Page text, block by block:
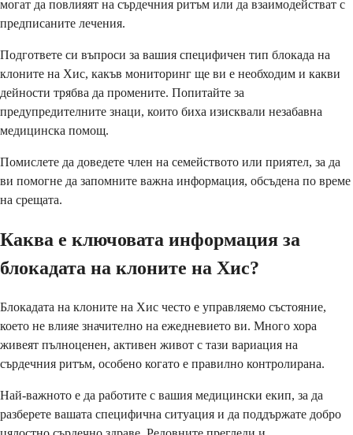
могат да повлияят на сърдечния ритъм или да взаимодействат с
предписаните лечения.
Подгответе си въпроси за вашия специфичен тип блокада на
клоните на Хис, какъв мониторинг ще ви е необходим и какви
дейности трябва да промените. Попитайте за
предупредителните знаци, които биха изисквали незабавна
медицинска помощ.
Помислете да доведете член на семейството или приятел, за да
ви помогне да запомните важна информация, обсъдена по време
на срещата.
Каква е ключовата информация за
блокадата на клоните на Хис?
Блокадата на клоните на Хис често е управляемо състояние,
което не влияе значително на ежедневието ви. Много хора
живеят пълноценен, активен живот с тази вариация на
сърдечния ритъм, особено когато е правилно контролирана.
Най-важното е да работите с вашия медицински екип, за да
разберете вашата специфична ситуация и да поддържате добро